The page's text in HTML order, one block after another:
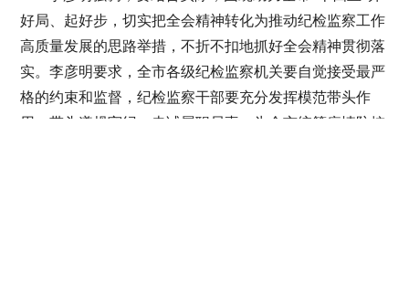
好局、起好步，切实把全会精神转化为推动纪检监察工作
高质量发展的思路举措，不折不扣地抓好全会精神贯彻落
实。李彦明要求，全市各级纪检监察机关要自觉接受最严
格的约束和监督，纪检监察干部要充分发挥模范带头作
用，带头遵规守纪、忠诚履职尽责，为全市统筹疫情防控